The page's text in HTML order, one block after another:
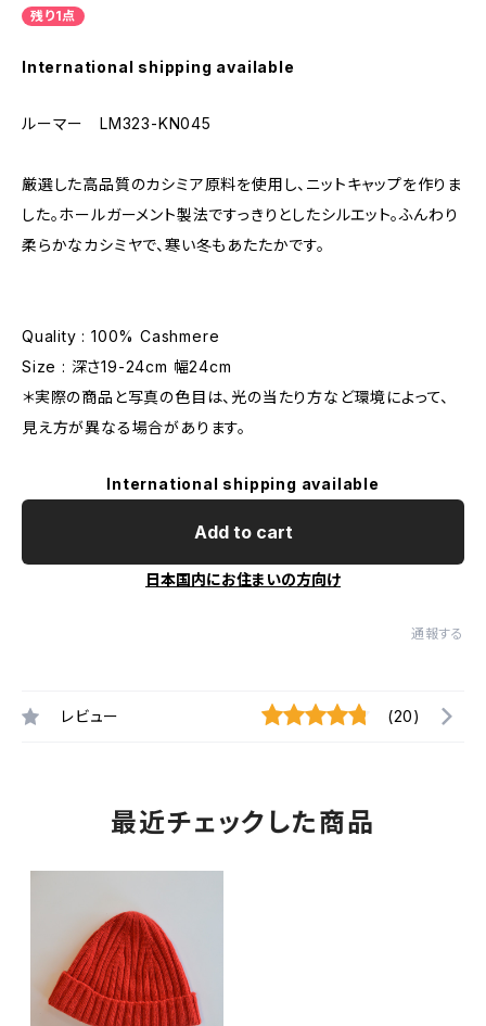
残り1点
International shipping available
ルーマー LM323-KN045
厳選した高品質のカシミア原料を使用し、ニットキャップを作りま
した。ホールガーメント製法ですっきりとしたシルエット。ふんわり
柔らかなカシミヤで、寒い冬もあたたかです。
Quality : 100% Cashmere
Size : 深さ19-24cm 幅24cm
＊実際の商品と写真の色目は、光の当たり方など環境によって、
見え方が異なる場合があります。
International shipping available
Add to cart
日本国内にお住まいの方向け
通報する
レビュー (20)
最近チェックした商品